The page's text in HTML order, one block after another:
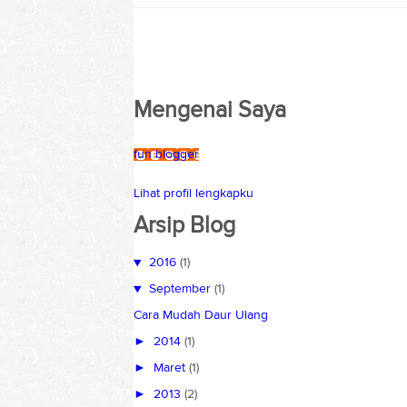
Mengenai Saya
fun blogger
Lihat profil lengkapku
Arsip Blog
▼ 2016 (1)
▼ September (1)
Cara Mudah Daur Ulang
► 2014 (1)
► Maret (1)
► 2013 (2)